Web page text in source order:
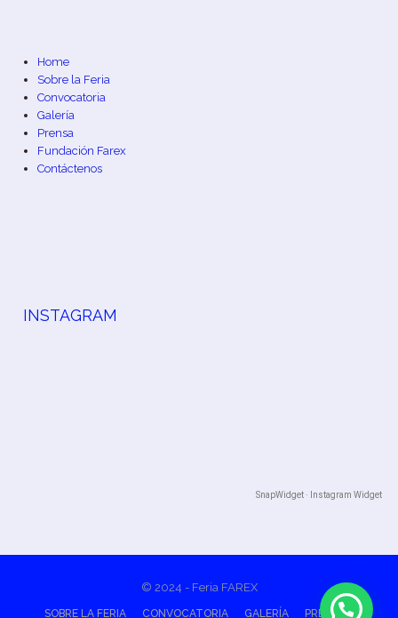
Home
Sobre la Feria
Convocatoria
Galería
Prensa
Fundación Farex
Contáctenos
INSTAGRAM
SnapWidget · Instagram Widget
© 2024 - Feria FAREX
SOBRE LA FERIA CONVOCATORIA GALERÍA PRENSA